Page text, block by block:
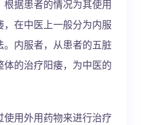
据患者的情况为其使用
在中医上一般分为内服
内服者，从患者的五脏
的治疗阳痿，为中医的
用外用药物来进行治疗